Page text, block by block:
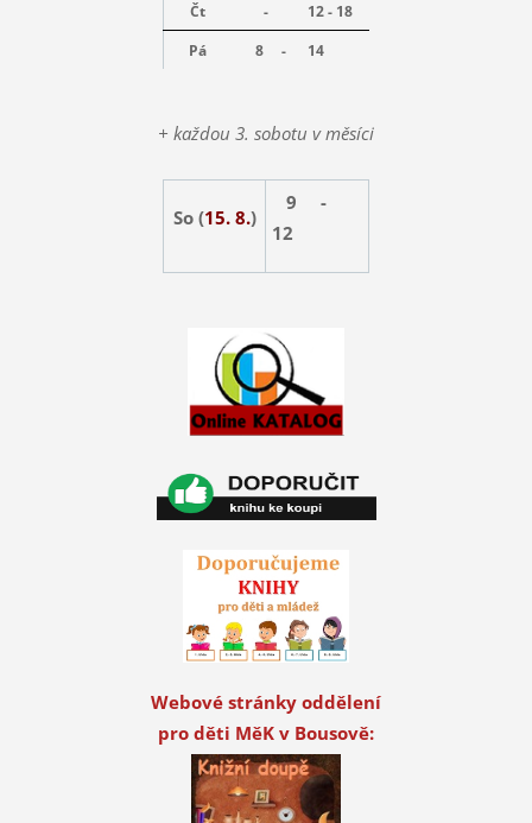
Čt
-
12 - 18
Pá
8 - 14
+ každou 3. sobotu v měsíci
So (15. 8.)
9 -
12
Webové stránky oddělení
pro děti MěK v Bousově: